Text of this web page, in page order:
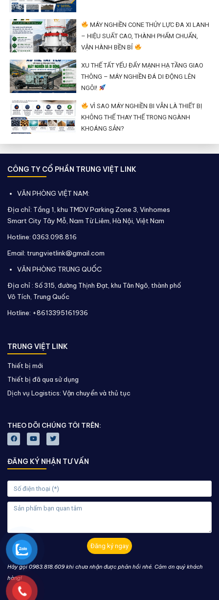
MÁY NGHIỀN CONE THỦY LỰC ĐA XI LANH
– HIỆU SUẤT CAO, THÀNH PHẨM CHUẨN,
VẬN HÀNH BỀN BỈ
XU THẾ TẤT YẾU ĐẨY MẠNH HẠ TẦNG GIAO
THÔNG – MÁY NGHIỀN ĐÁ DI ĐỘNG LÊN
NGÔI!
VÌ SAO MÁY NGHIỀN BI VẪN LÀ THIẾT BỊ
KHÔNG THỂ THAY THẾ TRONG NGÀNH
KHOÁNG SẢN?
CÔNG TY CỔ PHẦN TRUNG VIỆT LINK
VĂN PHÒNG VIỆT NAM:
Địa chỉ: Tầng 1, khu TMDV Parking Zone 3, Vinhomes
Smart City Tây Mỗ, Nam Từ Liêm, Hà Nội, Việt Nam
Hotline: 0363.098.816
Email: trungvietlink@gmail.com
VĂN PHÒNG TRUNG QUỐC
Địa chỉ : Số 315, đường Thịnh Đạt, khu Tân Ngô, thành phố
Vô Tích, Trung Quốc
Hotline: +8613395161936
TRUNG VIỆT LINK
Thiết bị mới
Thiết bị đã qua sử dụng
Dịch vụ Logistics: Vận chuyển và thủ tục
THEO DÕI CHÚNG TÔI TRÊN:
ĐĂNG KÝ NHẬN TƯ VẤN
Đăng ký ngay
Hãy gọi 0983.818.609 khi chưa nhận được phản hồi nhé. Cảm ơn quý khách
hàng!